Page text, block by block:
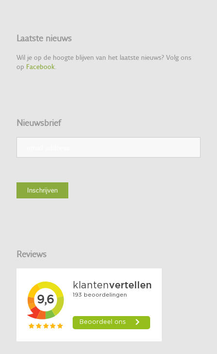
Laatste nieuws
Wil je op de hoogte blijven van het laatste nieuws? Volg ons
op Facebook.
Nieuwsbrief
Reviews